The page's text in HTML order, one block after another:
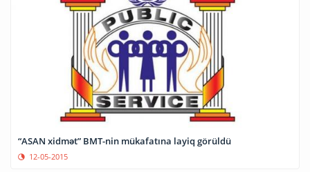
“ASAN xidmət” BMT-nin mükafatına layiq görüldü
12-05-2015